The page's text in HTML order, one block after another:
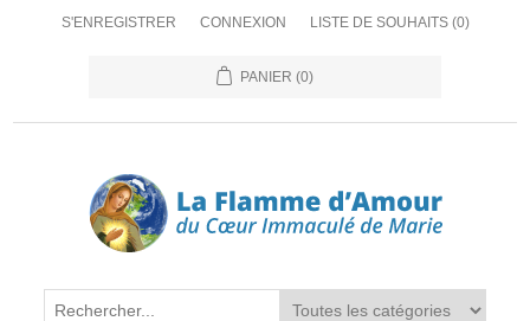
S'ENREGISTRER CONNEXION LISTE DE SOUHAITS (0)
PANIER (0)